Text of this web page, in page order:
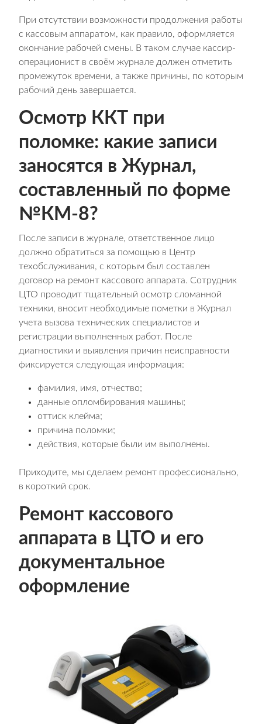
При отсутствии возможности продолжения работы
с кассовым аппаратом, как правило, оформляется
окончание рабочей смены. В таком случае кассир-
операционист в своём журнале должен отметить
промежуток времени, а также причины, по которым
рабочий день завершается.
Осмотр ККТ при
поломке: какие записи
заносятся в Журнал,
составленный по форме
№КМ-8?
После записи в журнале, ответственное лицо
должно обратиться за помощью в Центр
техобслуживания, с которым был составлен
договор на ремонт кассового аппарата. Сотрудник
ЦТО проводит тщательный осмотр сломанной
техники, вносит необходимые пометки в Журнал
учета вызова технических специалистов и
регистрации выполненных работ. После
диагностики и выявления причин неисправности
фиксируется следующая информация:
фамилия, имя, отчество;
данные опломбирования машины;
оттиск клейма;
причина поломки;
действия, которые были им выполнены.
Приходите, мы сделаем ремонт профессионально,
в короткий срок.
Ремонт кассового
аппарата в ЦТО и его
документальное
оформление